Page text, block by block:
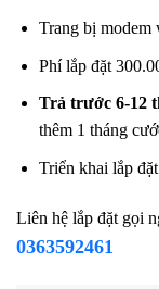
Trang bị
Phí lắp đặt
Trả trước 6-12
thêm 1 tháng
Triển khai lắp
Liên hệ lắp đặt gọi
0363592461